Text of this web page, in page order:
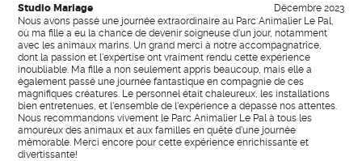
Studio Mariage
Décembre 2023
Nous avons passé une journée extraordinaire au Parc Animalier Le Pal,
où ma fille a eu la chance de devenir soigneuse d'un jour, notamment
avec les animaux marins. Un grand merci à notre accompagnatrice,
dont la passion et l'expertise ont vraiment rendu cette expérience
inoubliable. Ma fille a non seulement appris beaucoup, mais elle a
également passé une journée fantastique en compagnie de ces
magnifiques créatures. Le personnel était chaleureux, les installations
bien entretenues, et l'ensemble de l'expérience a dépassé nos attentes.
Nous recommandons vivement le Parc Animalier Le Pal à tous les
amoureux des animaux et aux familles en quête d'une journée
mémorable. Merci encore pour cette expérience enrichissante et
divertissante!